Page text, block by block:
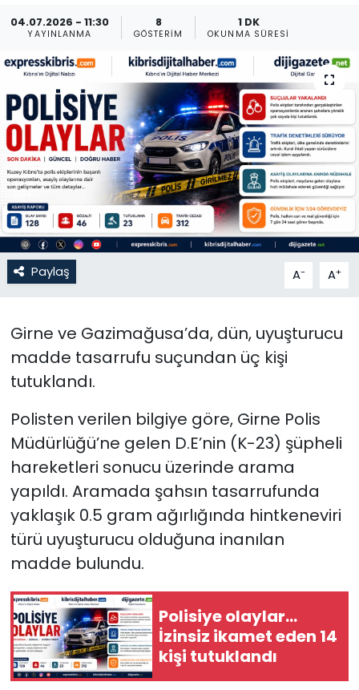
04.07.2026 - 11:30
YAYINLANMA
8
GÖSTERIM
1 DK
OKUNMA SÜRESI
Paylaş A- A+
Girne ve Gazimağusa’da, dün, uyuşturucu
madde tasarrufu suçundan üç kişi
tutuklandı.
Polisten verilen bilgiye göre, Girne Polis
Müdürlüğü’ne gelen D.E’nin (K-23) şüpheli
hareketleri sonucu üzerinde arama
yapıldı. Aramada şahsın tasarrufunda
yaklaşık 0.5 gram ağırlığında hintkeneviri
türü uyuşturucu olduğuna inanılan
madde bulundu.
Polisiye olaylar…
İzinsiz ikamet eden 14
kişi tutuklandı
KKTC YEREL SEÇİM 2018
Kültür Sanat
Magazin
Moda
Nöbetçi Eczaneler
Otomobil Dünyası
Politika
SAĞLIK
Spor
Teknoloji
TÜRKiYE
Video Galeri
Yazarlar